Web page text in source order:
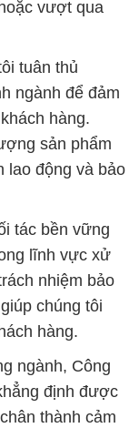
vượt qua
tuân thủ
ngành để đảm
hàng.
sản phẩm
lao động và bảo
tác bền vững
lĩnh vực xử
nhiệm bảo
chúng tôi
hàng.
ngành, Công
định được
thành cảm